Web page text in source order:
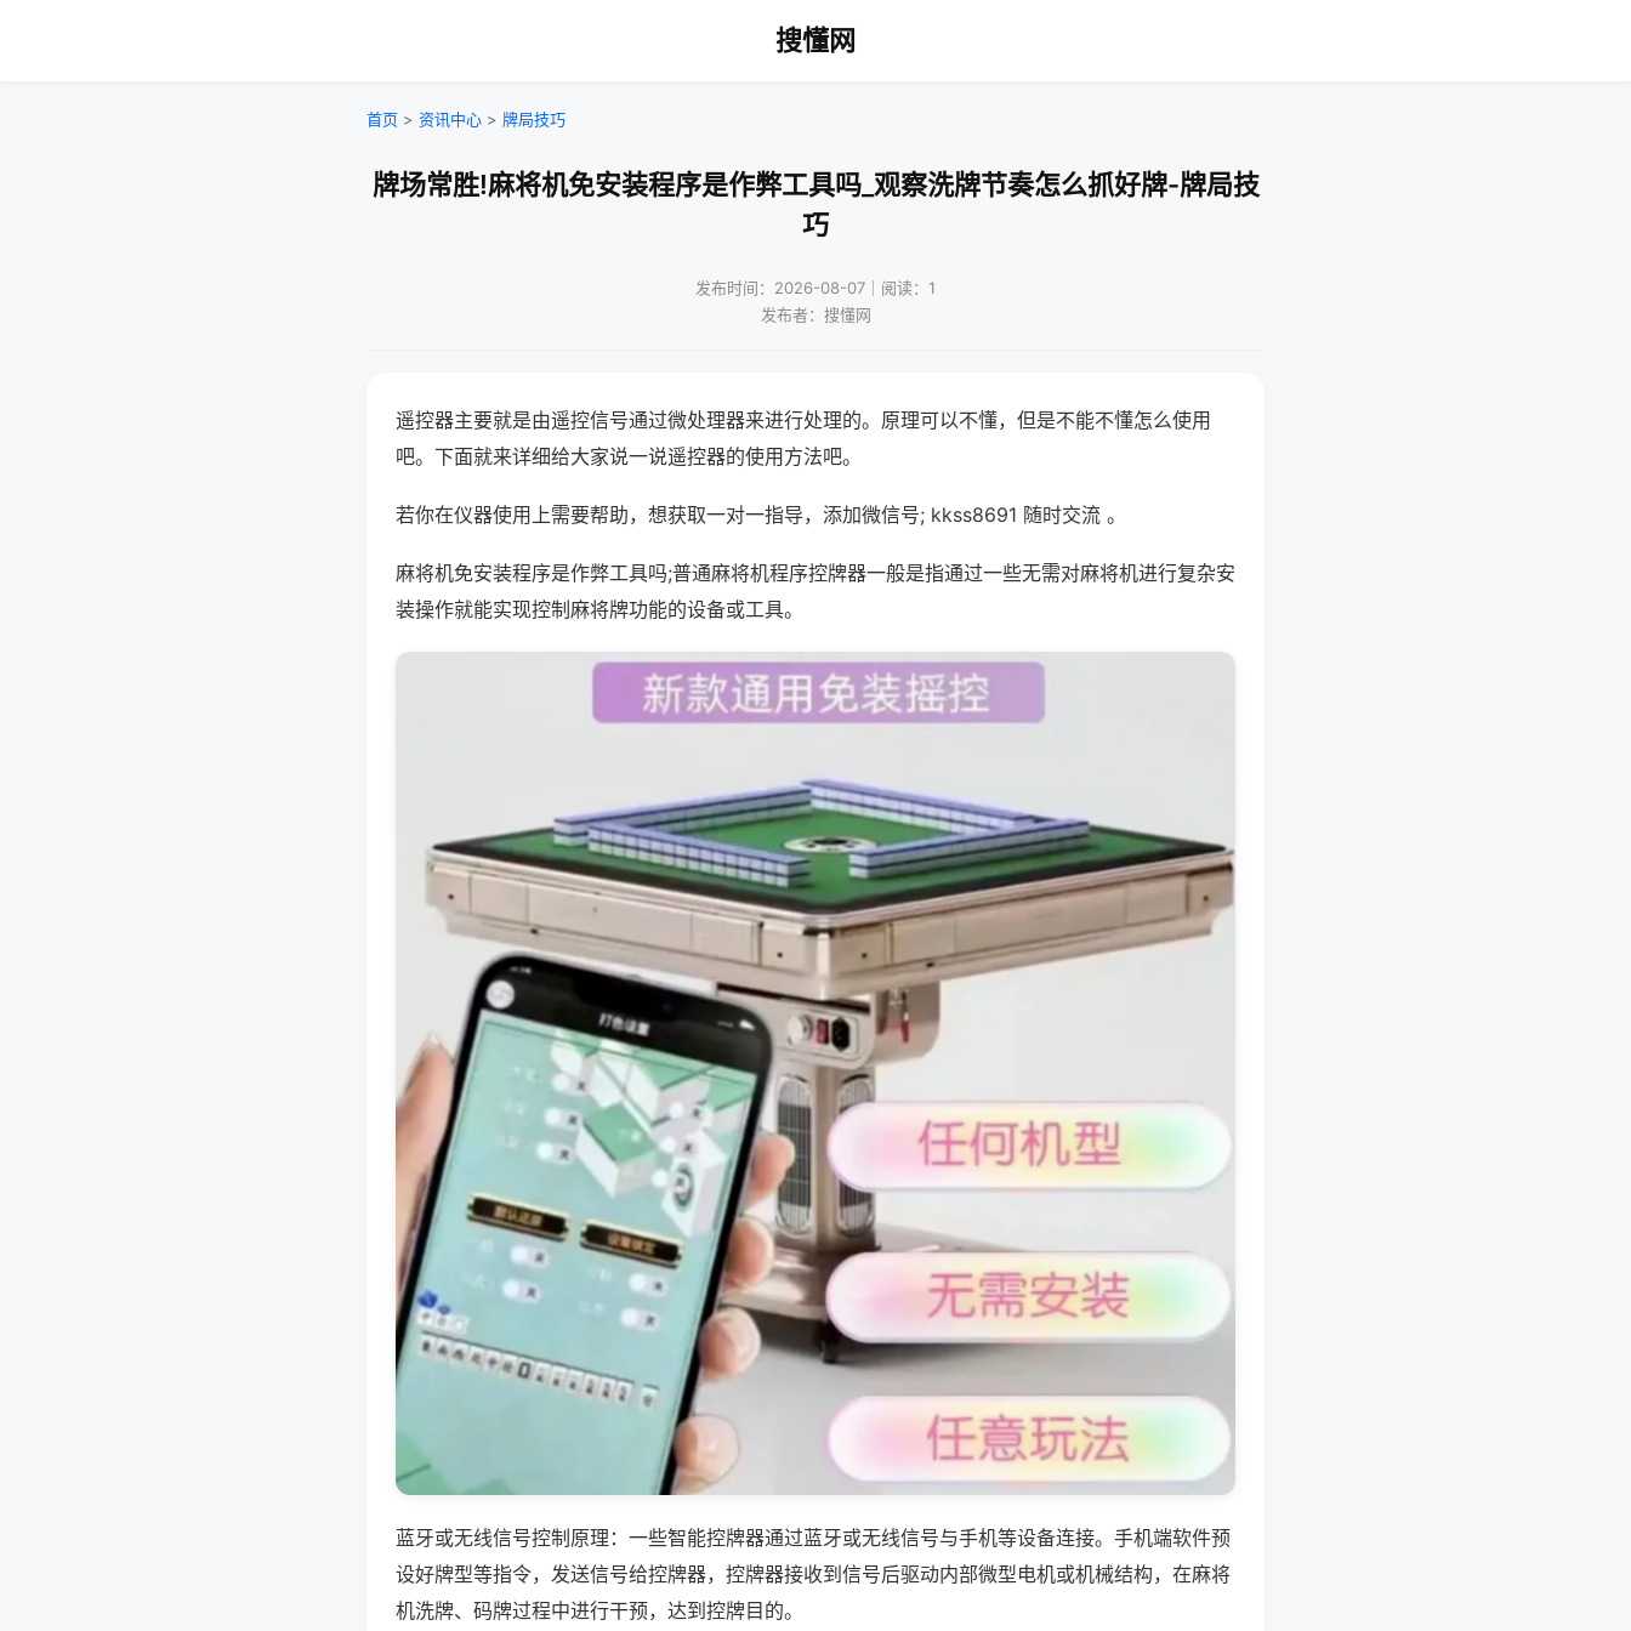
搜懂网
首页 > 资讯中心 > 牌局技巧
牌场常胜!麻将机免安装程序是作弊工具吗_观察洗牌节奏怎么抓好牌-牌局技
巧
发布时间：2026-08-07｜阅读：1
发布者：搜懂网
遥控器主要就是由遥控信号通过微处理器来进行处理的。原理可以不懂，但是不能不懂怎么使用
吧。下面就来详细给大家说一说遥控器的使用方法吧。
若你在仪器使用上需要帮助，想获取一对一指导，添加微信号; kkss8691 随时交流 。
麻将机免安装程序是作弊工具吗;普通麻将机程序控牌器一般是指通过一些无需对麻将机进行复杂安
装操作就能实现控制麻将牌功能的设备或工具。
蓝牙或无线信号控制原理：一些智能控牌器通过蓝牙或无线信号与手机等设备连接。手机端软件预
设好牌型等指令，发送信号给控牌器，控牌器接收到信号后驱动内部微型电机或机械结构，在麻将
机洗牌、码牌过程中进行干预，达到控牌目的。